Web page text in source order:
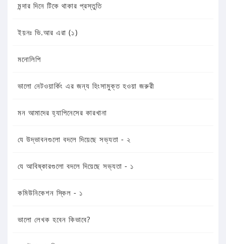
মন্দার দিনে টিকে থাকার প্রস্তুতি
ইয়নঃ ভি.আর এরা (১)
মনোলিপি
ভালো নেটওয়ার্কিং এর জন্য হিংসামুক্ত হওয়া জরুরী
মন আমাদের হ্যাপিনেসের কারখানা
যে উদ্ভাবনগুলো বদলে দিয়েছে সভ্যতা - ২
যে আবিষ্কারগুলো বদলে দিয়েছে সভ্যতা - ১
কমিউনিকেশন স্কিল - ১
ভালো লেখক হবেন কিভাবে?